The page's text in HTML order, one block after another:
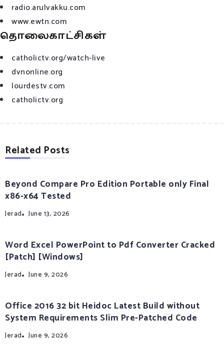
radio.arulvakku.com
www.ewtn.com
தொலைகாட்சிகள்
catholictv.org/watch-live
dvnonline.org
lourdestv.com
catholictv.org
Related Posts
Beyond Compare Pro Edition Portable only Final
x86-x64 Tested
Jerad June 13, 2026
Word Excel PowerPoint to Pdf Converter Cracked
[Patch] [Windows]
Jerad June 9, 2026
Office 2016 32 bit Heidoc Latest Build without
System Requirements Slim Pre-Patched Code
Jerad June 9, 2026